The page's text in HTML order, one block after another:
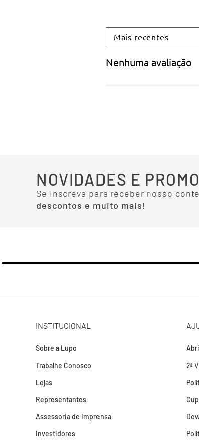
Mais recentes
Nenhuma avaliação
NOVIDADES E
Se inscreva para receber nosso
descontos e muito mais!
INSTITUCIONAL
Sobre a Lupo
Trabalhe Conosco
Lojas
Representantes
Assessoria de Imprensa
Investidores
2ª